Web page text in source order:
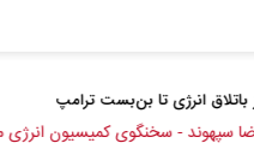
انرژی تا بن‌بست ترامپ
- سخنگوی کمیسیون انرژی مجلس